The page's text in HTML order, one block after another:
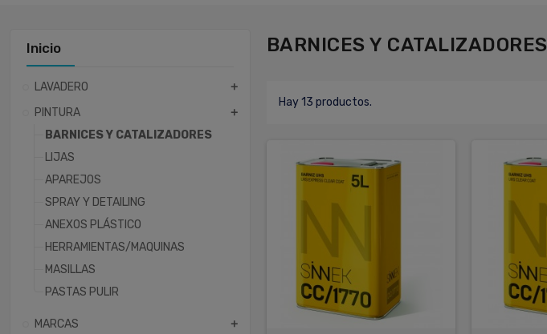
Inicio
LAVADERO add
PINTURA add
BARNICES Y CATALIZADORES
LIJAS
APAREJOS
SPRAY Y DETAILING
ANEXOS PLÁSTICO
HERRAMIENTAS/MAQUINAS
MASILLAS
PASTAS PULIR
MARCAS add
BARNICES Y CATALIZADORES
Hay 13 productos.